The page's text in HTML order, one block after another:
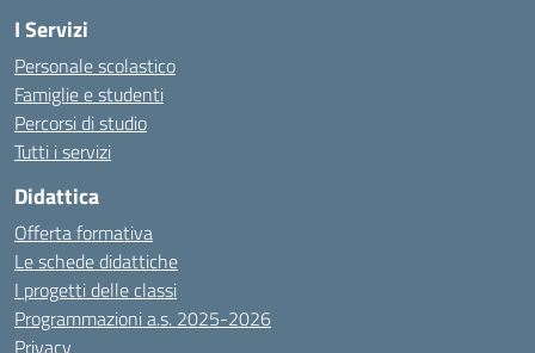
I Servizi
Personale scolastico
Famiglie e studenti
Percorsi di studio
Tutti i servizi
Didattica
Offerta formativa
Le schede didattiche
I progetti delle classi
Programmazioni a.s. 2025-2026
Privacy